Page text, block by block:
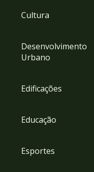
Cultura
Desenvolvimento
Urbano
Edificações
Educação
Esportes